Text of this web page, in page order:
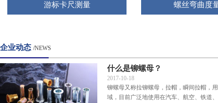
游标卡尺测量 螺丝弯曲度
企业动态 /NEWS
什么是铆螺母？
2017-10-18
铆螺母又称拉铆螺母，拉帽，瞬间拉帽，
域，目前广泛地使用在汽车、航空、铁道